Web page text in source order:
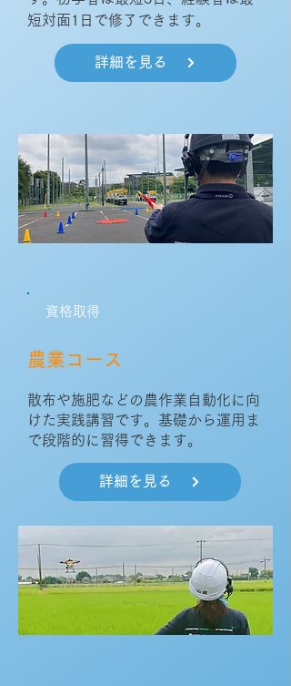
短対面1日で修了できます。
詳細を見る
資格取得
農業コース
散布や施肥などの農作業自動化に向
けた実践講習です。基礎から運用ま
で段階的に習得できます。
詳細を見る